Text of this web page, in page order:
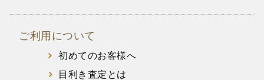
ご利用について
初めてのお客様へ
目利き査定とは